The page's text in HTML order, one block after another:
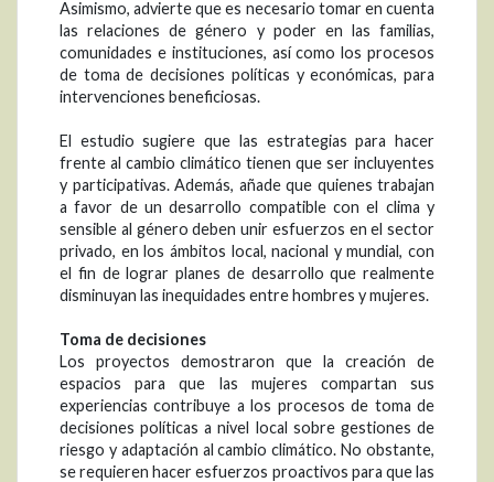
Asimismo, advierte que es necesario tomar en cuenta
las relaciones de género y poder en las familias,
comunidades e instituciones, así como los procesos
de toma de decisiones políticas y económicas, para
intervenciones beneficiosas.
El estudio sugiere que las estrategias para hacer
frente al cambio climático tienen que ser incluyentes
y participativas. Además, añade que quienes trabajan
a favor de un desarrollo compatible con el clima y
sensible al género deben unir esfuerzos en el sector
privado, en los ámbitos local, nacional y mundial, con
el fin de lograr planes de desarrollo que realmente
disminuyan las inequidades entre hombres y mujeres.
Toma de decisiones
Los proyectos demostraron que la creación de
espacios para que las mujeres compartan sus
experiencias contribuye a los procesos de toma de
decisiones políticas a nivel local sobre gestiones de
riesgo y adaptación al cambio climático. No obstante,
se requieren hacer esfuerzos proactivos para que las